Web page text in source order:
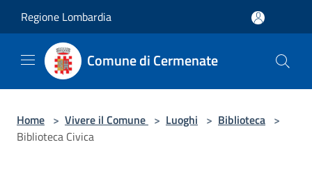
Regione Lombardia
Comune di Cermenate
Home > Vivere il Comune > Luoghi > Biblioteca >
Biblioteca Civica